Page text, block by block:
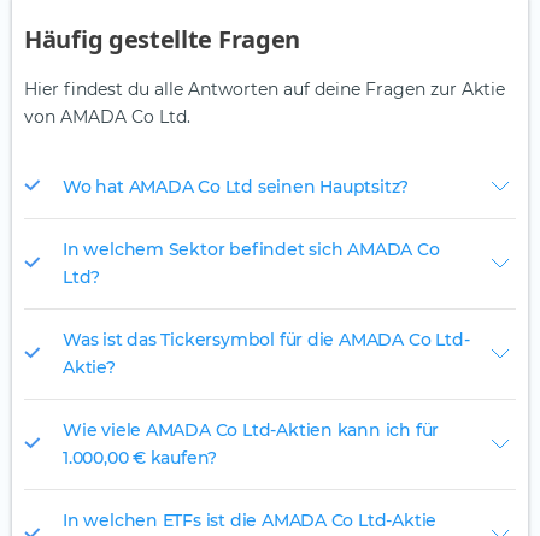
Häufig gestellte Fragen
Hier findest du alle Antworten auf deine Fragen zur Aktie
von AMADA Co Ltd.
Wo hat AMADA Co Ltd seinen Hauptsitz?
In welchem Sektor befindet sich AMADA Co
Ltd?
Was ist das Tickersymbol für die AMADA Co Ltd-
Aktie?
Wie viele AMADA Co Ltd-Aktien kann ich für
1.000,00 € kaufen?
In welchen ETFs ist die AMADA Co Ltd-Aktie